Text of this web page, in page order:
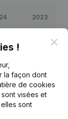
2023
42 968
!
la façon dont
de cookies
visées et
sont